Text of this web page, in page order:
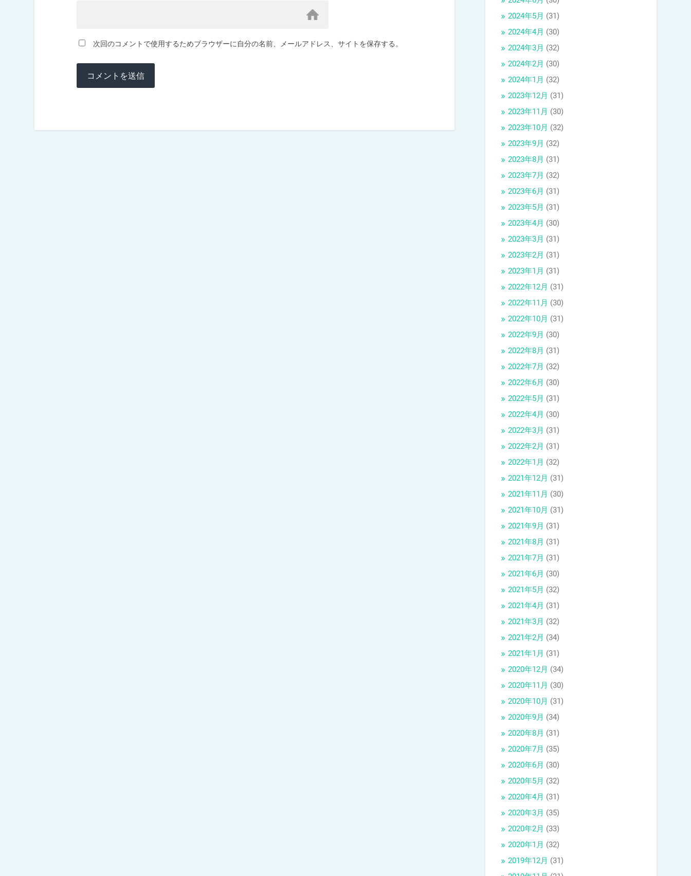
次回のコメントで使用するためブラウザーに自分の名前、メールアドレス、サイトを保存する。
2024年5月 (31)
2024年4月 (30)
2024年3月 (32)
2024年2月 (30)
2024年1月 (32)
2023年12月 (31)
2023年11月 (30)
2023年10月 (32)
2023年9月 (32)
2023年8月 (31)
2023年7月 (32)
2023年6月 (31)
2023年5月 (31)
2023年4月 (30)
2023年3月 (31)
2023年2月 (31)
2023年1月 (31)
2022年12月 (31)
2022年11月 (30)
2022年10月 (31)
2022年9月 (30)
2022年8月 (31)
2022年7月 (32)
2022年6月 (30)
2022年5月 (31)
2022年4月 (30)
2022年3月 (31)
2022年2月 (31)
2022年1月 (32)
2021年12月 (31)
2021年11月 (30)
2021年10月 (31)
2021年9月 (31)
2021年8月 (31)
2021年7月 (31)
2021年6月 (30)
2021年5月 (32)
2021年4月 (31)
2021年3月 (32)
2021年2月 (34)
2021年1月 (31)
2020年12月 (34)
2020年11月 (30)
2020年10月 (31)
2020年9月 (34)
2020年8月 (31)
2020年7月 (35)
2020年6月 (30)
2020年5月 (32)
2020年4月 (31)
2020年3月 (35)
2020年2月 (33)
2020年1月 (32)
2019年12月 (31)